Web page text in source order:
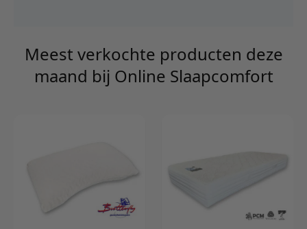
Meest verkochte producten deze
maand bij Online Slaapcomfort